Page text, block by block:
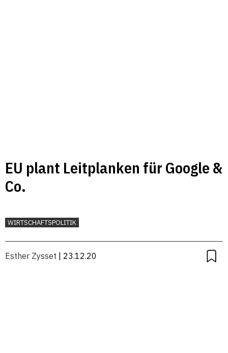
EU plant Leitplanken für Google &
Co.
WIRTSCHAFTSPOLITIK
Esther Zysset | 23.12.20